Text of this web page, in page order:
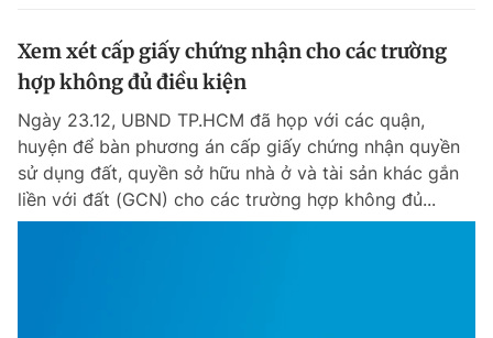
Xem xét cấp giấy chứng nhận cho các trường
hợp không đủ điều kiện
Ngày 23.12, UBND TP.HCM đã họp với các quận,
huyện để bàn phương án cấp giấy chứng nhận quyền
sử dụng đất, quyền sở hữu nhà ở và tài sản khác gắn
liền với đất (GCN) cho các trường hợp không đủ...